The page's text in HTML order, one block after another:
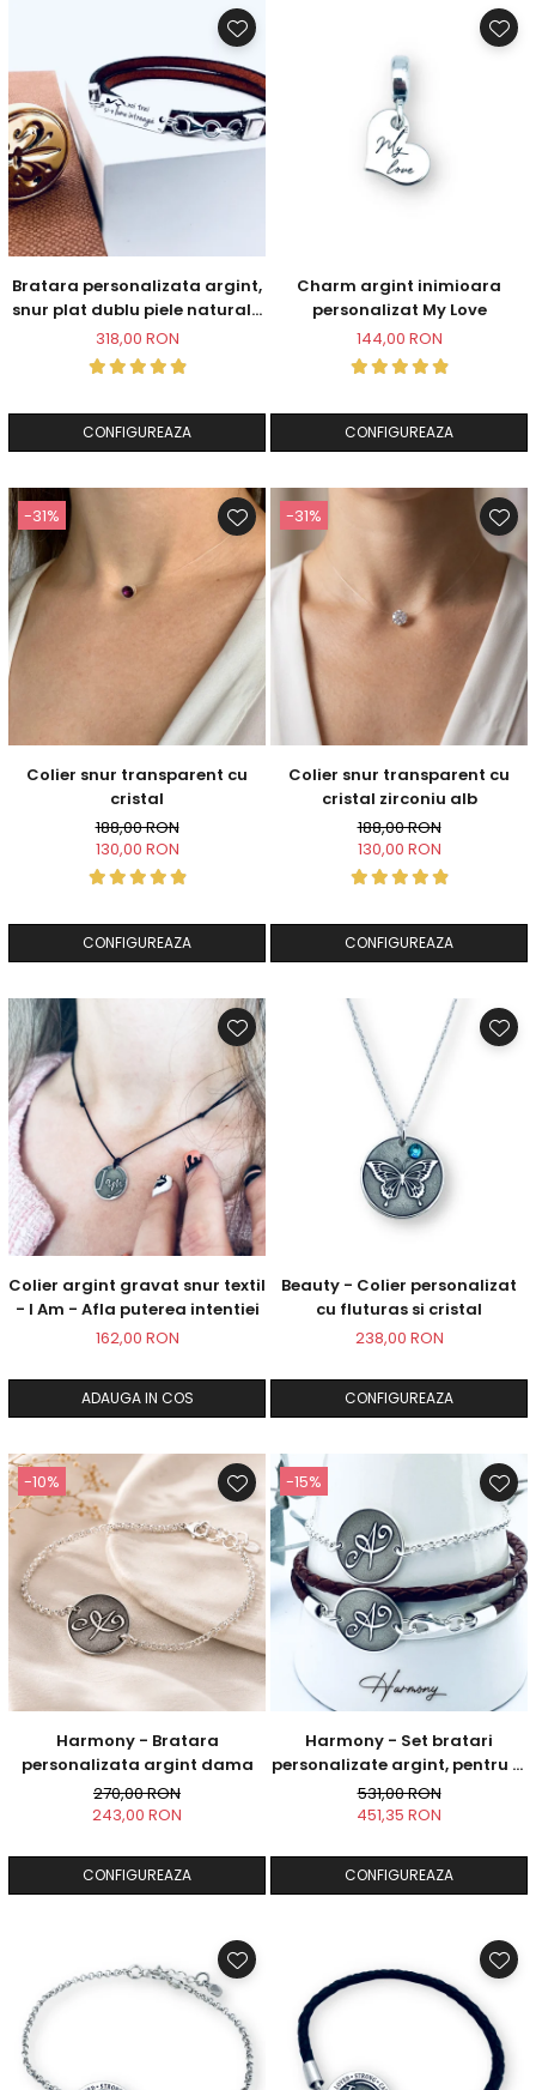
Bratara personalizata argint,
snur plat dublu piele naturala
...Noi trei si-o lume intreaga
318,00 RON
CONFIGUREAZA
Charm argint inimioara
personalizat My Love
144,00 RON
CONFIGUREAZA
-31%
Colier snur transparent cu
cristal
188,00 RON
130,00 RON
CONFIGUREAZA
-31%
Colier snur transparent cu
cristal zirconiu alb
188,00 RON
130,00 RON
CONFIGUREAZA
Colier argint gravat snur textil
- I Am - Afla puterea intentiei
162,00 RON
ADAUGA IN COS
Beauty - Colier personalizat
cu fluturas si cristal
238,00 RON
CONFIGUREAZA
-10%
Harmony - Bratara
personalizata argint dama
270,00 RON
243,00 RON
CONFIGUREAZA
-15%
Harmony - Set bratari
personalizate argint, pentru el
si ea
531,00 RON
451,35 RON
CONFIGUREAZA